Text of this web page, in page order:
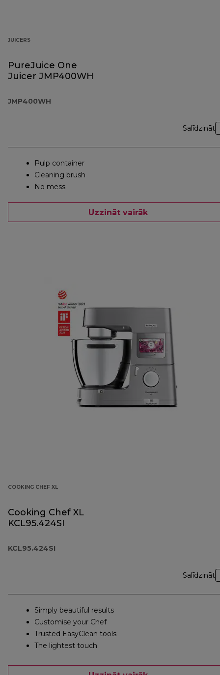
JUICERS
PureJuice One
Juicer JMP400WH
JMP400WH
Salīdzināt
Pulp container
Cleaning brush
No mess
Uzzināt vairāk
COOKING CHEF XL
Cooking Chef XL
KCL95.424SI
KCL95.424SI
Salīdzināt
Simply beautiful results
Customise your Chef
Trusted EasyClean tools
The lightest touch